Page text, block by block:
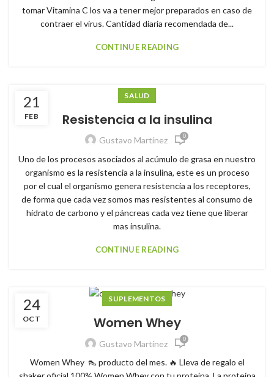
tomar Vitamina C los va a tener mejor preparados en caso de
contraer el virus. Cantidad diaria recomendada de...
CONTINUE READING
21
FEB
SALUD
Resistencia a la insulina
Gustavo Martínez 0
Uno de los procesos asociados al acúmulo de grasa en nuestro
organismo es la resistencia a la insulina, este es un proceso
por el cual el organismo genera resistencia a los receptores,
de forma que cada vez somos mas resistentes al consumo de
hidrato de carbono y el páncreas cada vez tiene que liberar
mas insulina.
CONTINUE READING
24
OCT
SUPLEMENTOS
Women Whey
Gustavo Martínez 0
Women Whey 👠 producto del mes. 🔥 Lleva de regalo el